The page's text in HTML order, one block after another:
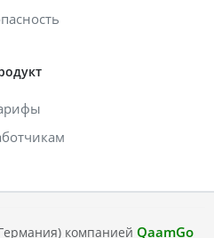
компанией QaamGo